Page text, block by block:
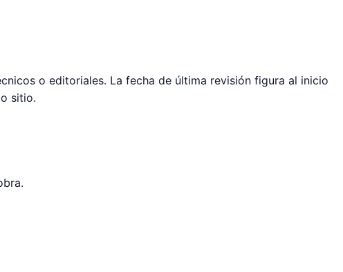
o editoriales. La fecha de última revisión figura al inicio
sitio.